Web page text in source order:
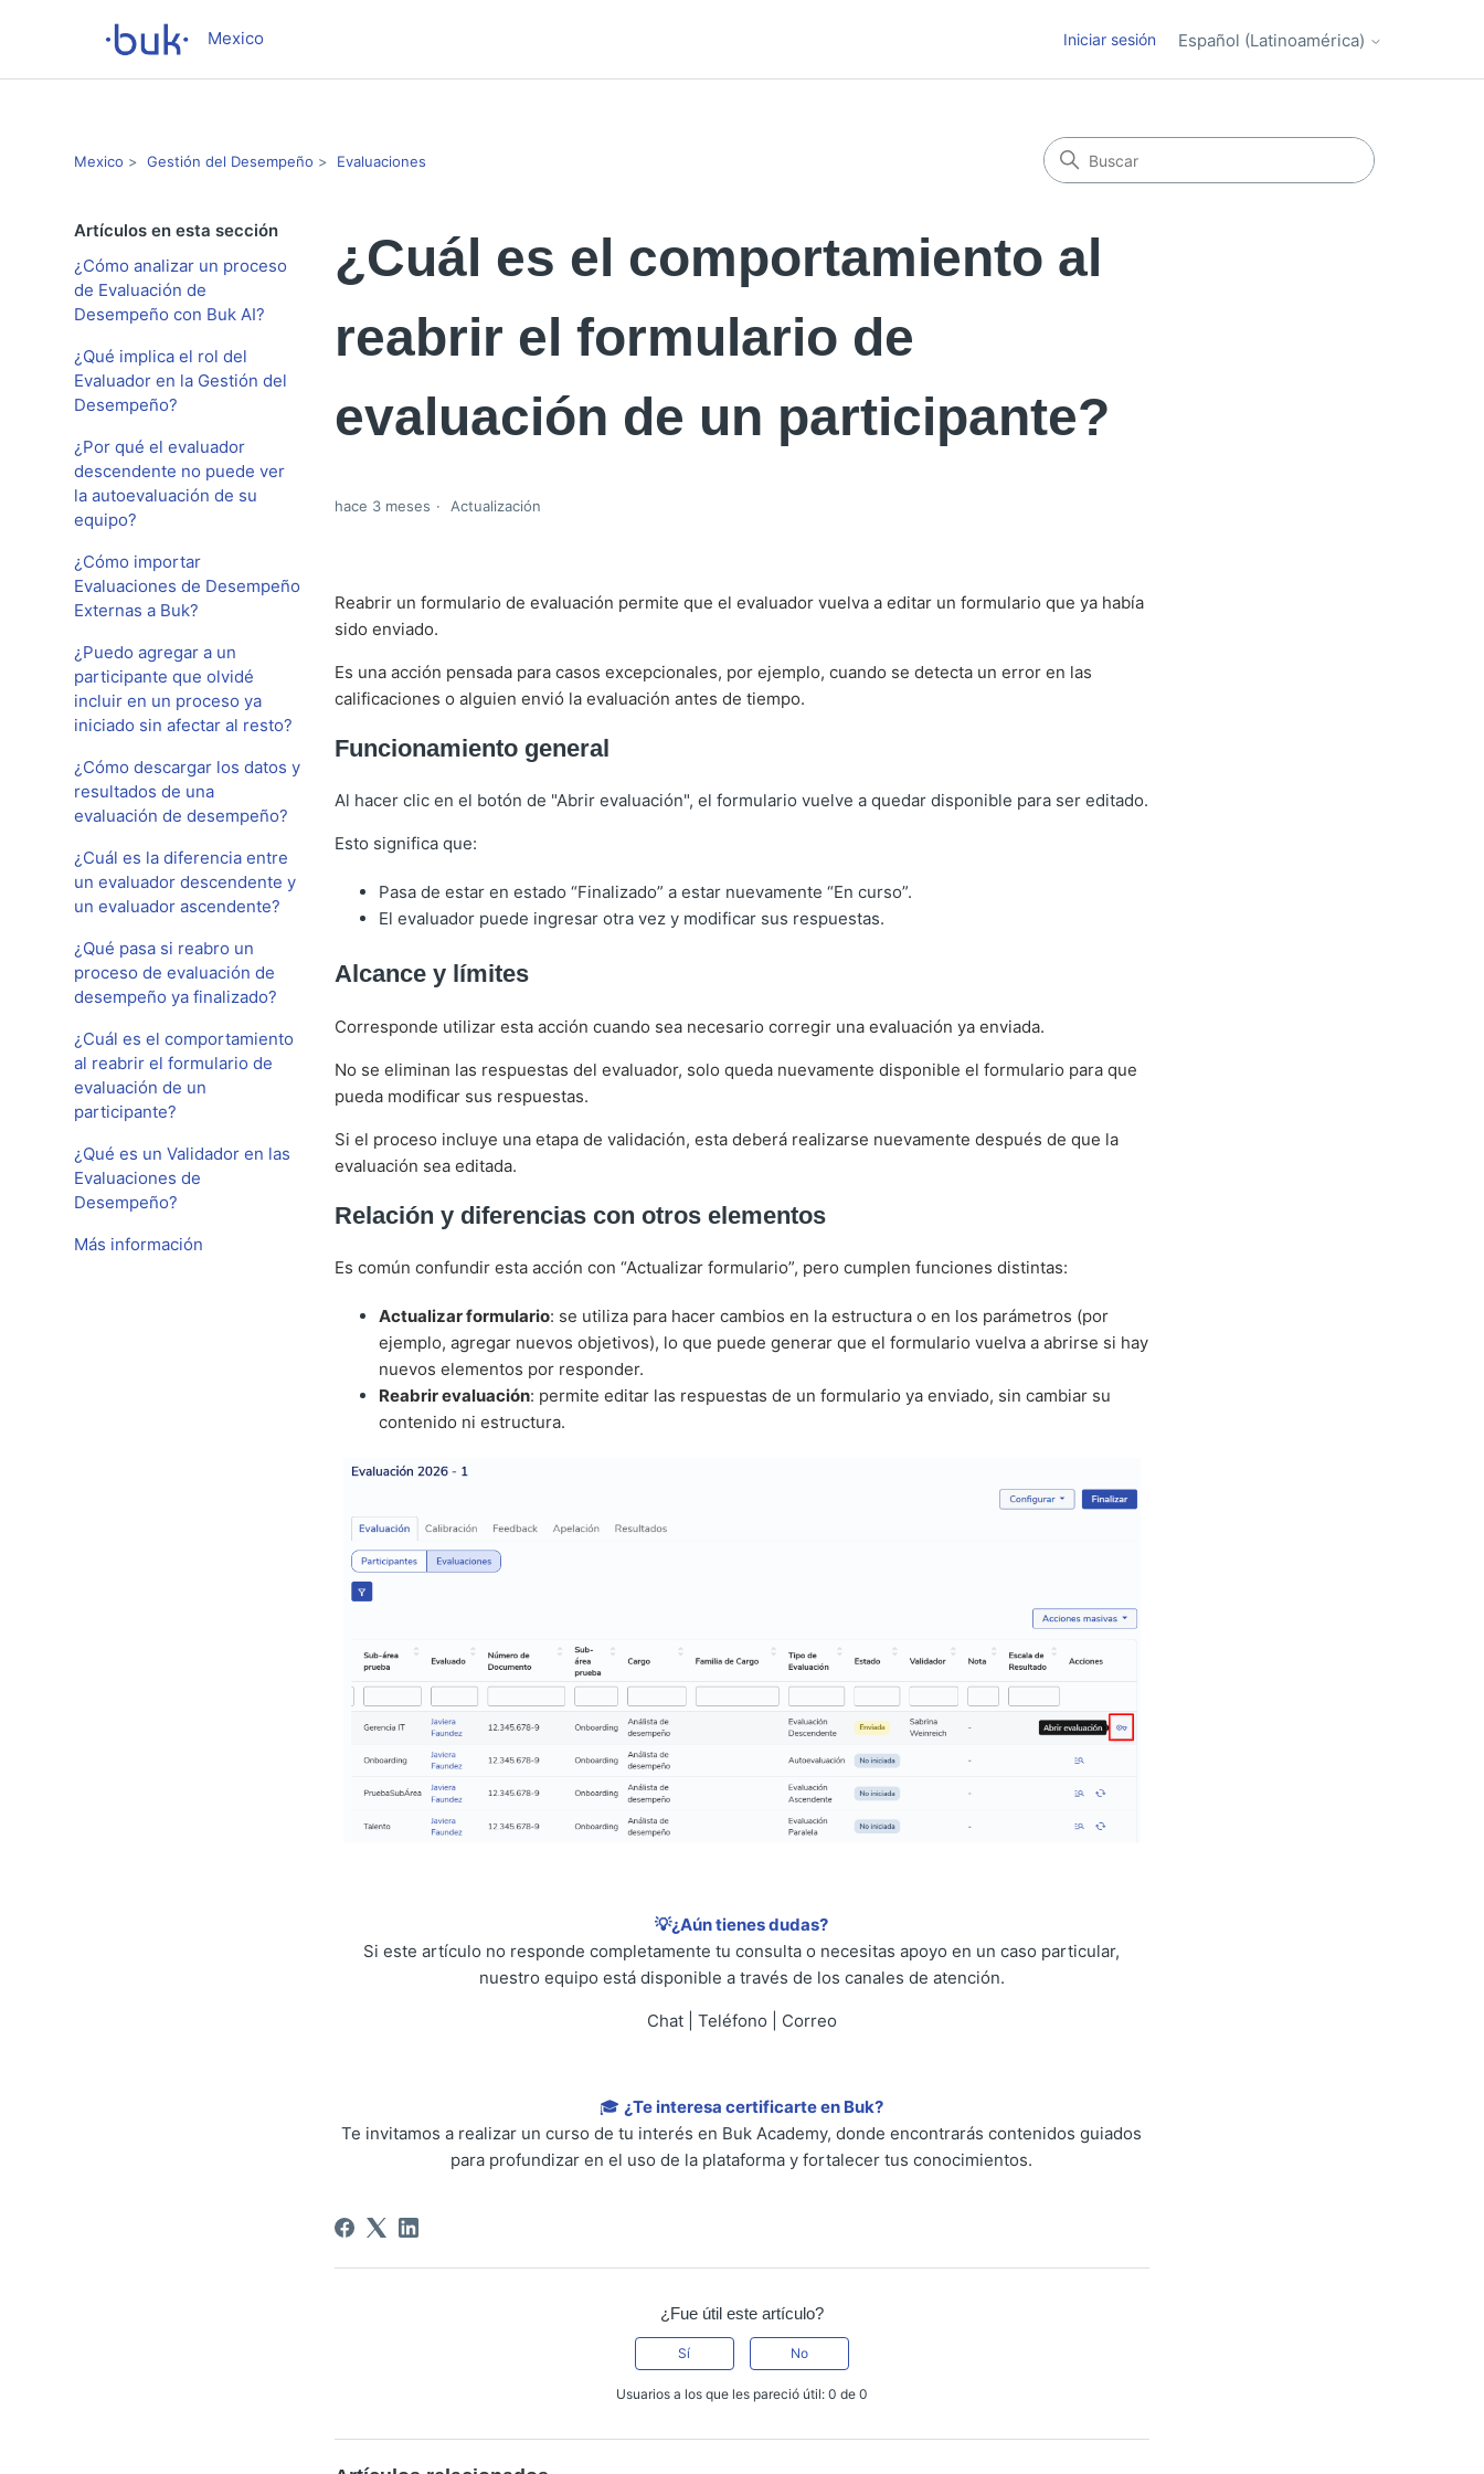
Mexico Iniciar sesión Español (Latinoamérica)
Mexico Gestión del Desempeño Evaluaciones
Artículos en esta sección
¿Cómo analizar un proceso
de Evaluación de
Desempeño con Buk AI?
¿Qué implica el rol del
Evaluador en la Gestión del
Desempeño?
¿Por qué el evaluador
descendente no puede ver
la autoevaluación de su
equipo?
¿Cómo importar
Evaluaciones de Desempeño
Externas a Buk?
¿Puedo agregar a un
participante que olvidé
incluir en un proceso ya
iniciado sin afectar al resto?
¿Cómo descargar los datos y
resultados de una
evaluación de desempeño?
¿Cuál es la diferencia entre
un evaluador descendente y
un evaluador ascendente?
¿Qué pasa si reabro un
proceso de evaluación de
desempeño ya finalizado?
¿Cuál es el comportamiento
al reabrir el formulario de
evaluación de un
participante?
¿Qué es un Validador en las
Evaluaciones de
Desempeño?
Más información
¿Cuál es el comportamiento al
reabrir el formulario de
evaluación de un participante?
hace 3 meses Actualización
Reabrir un formulario de evaluación permite que el evaluador vuelva a editar un formulario que ya había
sido enviado.
Es una acción pensada para casos excepcionales, por ejemplo, cuando se detecta un error en las
calificaciones o alguien envió la evaluación antes de tiempo.
Funcionamiento general
Al hacer clic en el botón de "Abrir evaluación", el formulario vuelve a quedar disponible para ser editado.
Esto significa que:
Pasa de estar en estado “Finalizado” a estar nuevamente “En curso”.
El evaluador puede ingresar otra vez y modificar sus respuestas.
Alcance y límites
Corresponde utilizar esta acción cuando sea necesario corregir una evaluación ya enviada.
No se eliminan las respuestas del evaluador, solo queda nuevamente disponible el formulario para que
pueda modificar sus respuestas.
Si el proceso incluye una etapa de validación, esta deberá realizarse nuevamente después de que la
evaluación sea editada.
Relación y diferencias con otros elementos
Es común confundir esta acción con “Actualizar formulario”, pero cumplen funciones distintas:
Actualizar formulario: se utiliza para hacer cambios en la estructura o en los parámetros (por
ejemplo, agregar nuevos objetivos), lo que puede generar que el formulario vuelva a abrirse si hay
nuevos elementos por responder.
Reabrir evaluación: permite editar las respuestas de un formulario ya enviado, sin cambiar su
contenido ni estructura.
💡¿Aún tienes dudas?
Si este artículo no responde completamente tu consulta o necesitas apoyo en un caso particular,
nuestro equipo está disponible a través de los canales de atención.
Chat | Teléfono | Correo
🎓¿Te interesa certificarte en Buk?
Te invitamos a realizar un curso de tu interés en Buk Academy, donde encontrarás contenidos guiados
para profundizar en el uso de la plataforma y fortalecer tus conocimientos.
¿Fue útil este artículo?
Sí No
Usuarios a los que les pareció útil: 0 de 0